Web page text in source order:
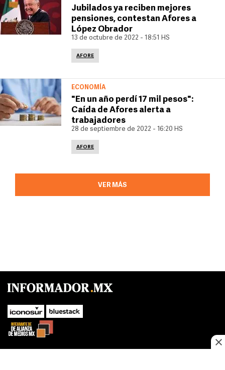
Jubilados ya reciben mejores
pensiones, contestan Afores a
López Obrador
13 de octubre de 2022 - 18:51 HS
AFORE
ECONOMÍA
"En un año perdí 17 mil pesos":
Caída de Afores alerta a
trabajadores
28 de septiembre de 2022 - 16:20 HS
AFORE
VER MÁS